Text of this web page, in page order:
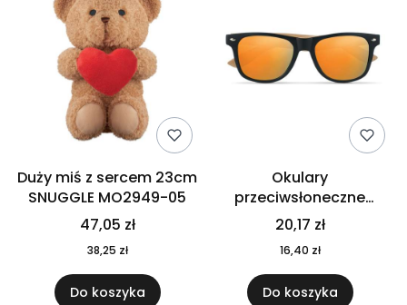
Duży miś z sercem 23cm
SNUGGLE MO2949-05
47,05 zł
38,25 zł
Do koszyka
Okulary
przeciwsłoneczne
CALIFORNIA TOUCH
MO9617-10
20,17 zł
16,40 zł
Do koszyka